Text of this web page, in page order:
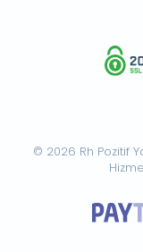
© 2026 Rh Pozitif